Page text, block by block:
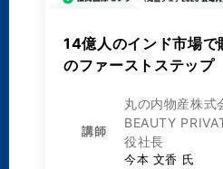
14億人のインド市場
のファーストステップ
講師
丸の内物産株式
BEAUTY
役社長
今本 文香 氏